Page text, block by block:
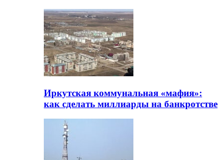
Иркутская коммунальная «мафия»:
как сделать миллиарды на банкротстве